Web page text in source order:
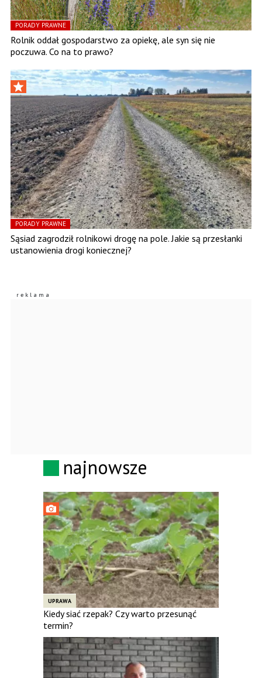
PORADY PRAWNE
Rolnik oddał gospodarstwo za opiekę, ale syn się nie
poczuwa. Co na to prawo?
PORADY PRAWNE
Sąsiad zagrodził rolnikowi drogę na pole. Jakie są przesłanki
ustanowienia drogi koniecznej?
najnowsze
UPRAWA
Kiedy siać rzepak? Czy warto przesunąć
termin?